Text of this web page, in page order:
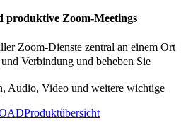
produktive Zoom-Meetings
Zoom-Dienste zentral an einem Ort
Verbindung und beheben Sie
Audio, Video und weitere wichtige
Produktübersicht